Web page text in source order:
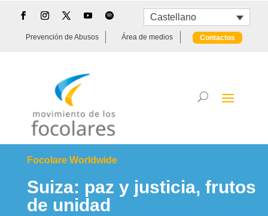
Castellano
Prevención de Abusos Área de medios Contactos
Focolare Worldwide
Suiza: paz y justicia, frutos
de unidad